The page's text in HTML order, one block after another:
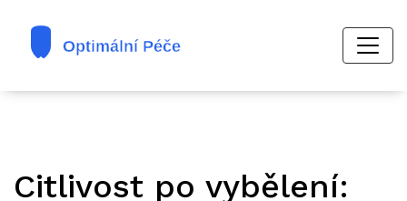
Citlivost po vybělení: